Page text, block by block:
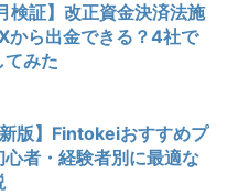
検証】改正資金決済法施
から出金できる？4社で
てみた
版】Fintokeiおすすめプ
心者・経験者別に最適な